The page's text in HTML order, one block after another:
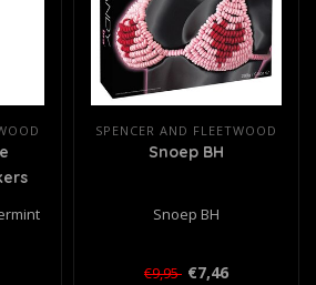
SPENCER AND FLEETWOOD
Snoep BH
Snoep BH
€9,95 €7,46